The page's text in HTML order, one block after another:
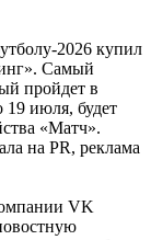
2026 купил
Самый
пройдет в
июля, будет
«Матч».
на PR, реклама
VK